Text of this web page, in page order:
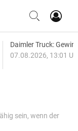
Daimler Truck:
07.08.2026, 13:01
sein, wenn der